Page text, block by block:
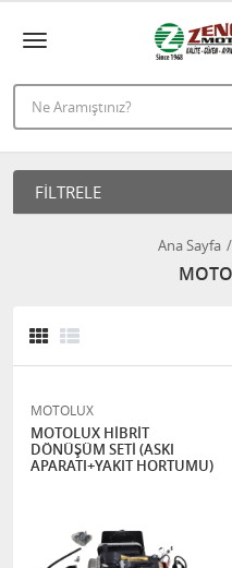
FILTRELE
Ana Sayfa
MOTOLUX
MOTOLUX HİBRİT
DÖNÜŞÜM SETİ (ASKI
APARATI+YAKIT HORTUMU)